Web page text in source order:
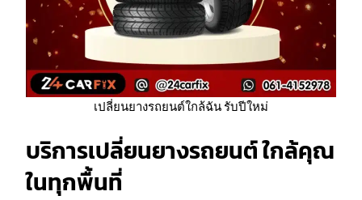
เปลี่ยนยางรถยนต์ใกล้ฉัน รับปีใหม่
บริการเปลี่ยนยางรถยนต์ ใกล้คุณ
ในทุกพื้นที่